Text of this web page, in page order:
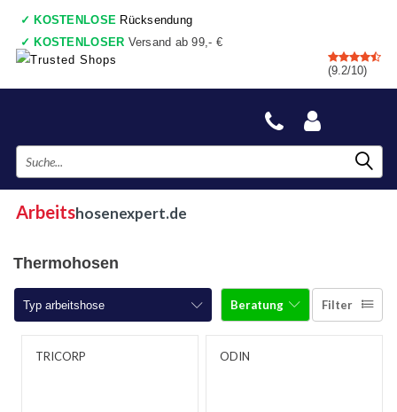
✓ KOSTENLOSE Rücksendung
✓ KOSTENLOSER Versand ab 99,- €
✓ 7 shops , Einkaufswagen
✓Vor 17:00 Uhr bestellt, heute gesendet ✓Danach zahlen
(9.2/10)
Arbeitshosenexpert.de
Thermohosen
Typ arbeitshose
Arbeitshosen
Filter
Beratung
TRICORP ODIN